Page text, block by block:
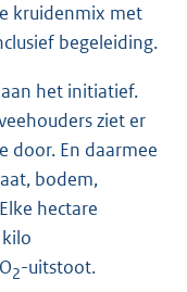
kruidenmix met
begeleiding.
het initiatief.
ziet er
door. En daarmee
bodem,
hectare
2-uitstoot.